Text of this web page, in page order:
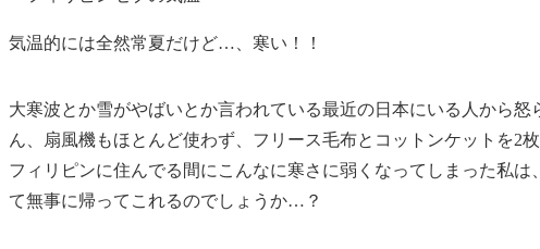
気温的には全然常夏だけど…、寒い！！
大寒波とか雪がやばいとか言われている最近の日本にいる人から
ん、扇風機もほとんど使わず、フリース毛布とコットンケットを2
フィリピンに住んでる間にこんなに寒さに弱くなってしまった私
て無事に帰ってこれるのでしょうか…？